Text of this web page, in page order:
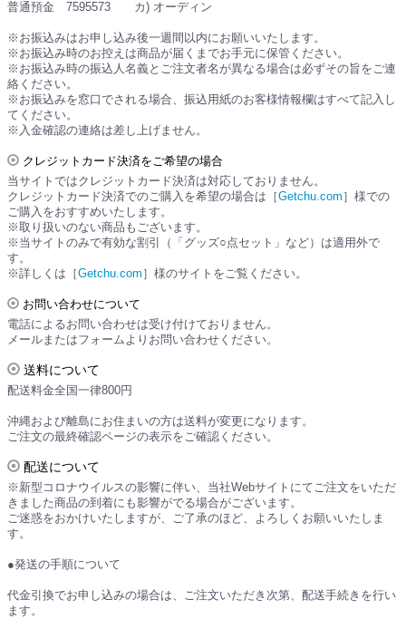
普通預金 7595573 カ) オーディン
※お振込みはお申し込み後一週間以内にお願いいたします。
※お振込み時のお控えは商品が届くまでお手元に保管ください。
※お振込み時の振込人名義とご注文者名が異なる場合は必ずその旨をご連
絡ください。
※お振込みを窓口でされる場合、振込用紙のお客様情報欄はすべて記入し
てください。
※入金確認の連絡は差し上げません。
クレジットカード決済をご希望の場合
当サイトではクレジットカード決済は対応しておりません。
クレジットカード決済でのご購入を希望の場合は［Getchu.com ］様での
ご購入をおすすめいたします。
※取り扱いのない商品もございます。
※当サイトのみで有効な割引（「グッズ○点セット」など）は適用外で
す。
※詳しくは［Getchu.com ］様のサイトをご覧ください。
お問い合わせについて
電話によるお問い合わせは受け付けておりません。
メールまたはフォームよりお問い合わせください。
送料について
配送料金全国一律800円
沖縄および離島にお住まいの方は送料が変更になります。
ご注文の最終確認ページの表示をご確認ください。
配送について
※新型コロナウイルスの影響に伴い、当社Webサイトにてご注文をいただ
きました商品の到着にも影響がでる場合がございます。
ご迷惑をおかけいたしますが、ご了承のほど、よろしくお願いいたしま
す。
●発送の手順について
代金引換でお申し込みの場合は、ご注文いただき次第、配送手続きを行い
ます。